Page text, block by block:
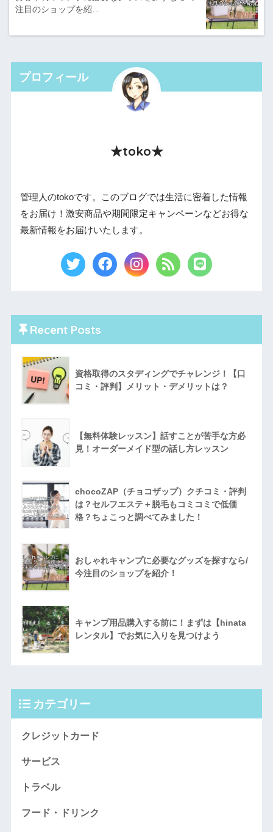
注目のショップを紹…
プロフィール
★toko★
管理人のtokoです。このブログでは生活に密着した情報
をお届け！激安商品や期間限定キャンペーンなどお得な
最新情報をお届けいたします。
Recent Posts
資格取得のスタディングでチャレンジ！【口
コミ・評判】メリット・デメリットは？
【無料体験レッスン】話すことが苦手な方必
見！オーダーメイド型の話し方レッスン
chocoZAP（チョコザップ）クチコミ・評判
は？セルフエステ＋脱毛もコミコミで低価
格？ちょこっと調べてみました！
おしゃれキャンプに必要なグッズを探すなら/
今注目のショップを紹介！
キャンプ用品購入する前に！まずは【hinata
レンタル】でお気に入りを見つけよう
カテゴリー
クレジットカード
サービス
トラベル
フード・ドリンク